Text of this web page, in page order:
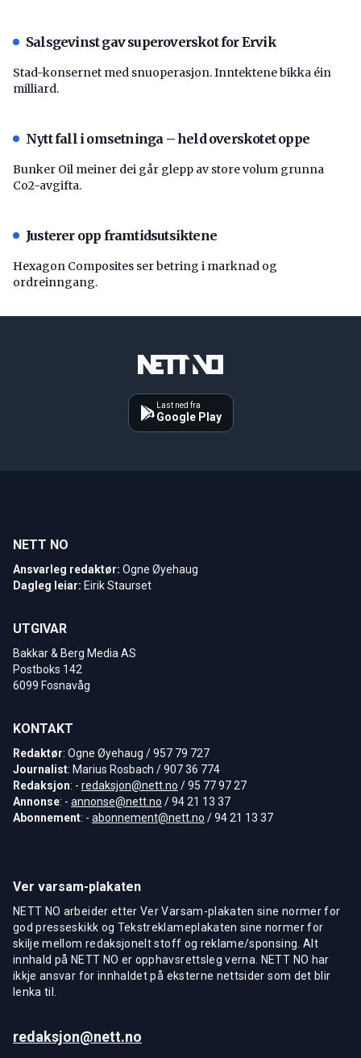
Salsgevinst gav superoverskot for Ervik
Stad-konsernet med snuoperasjon. Inntektene bikka éin
milliard.
Nytt fall i omsetninga – held overskotet oppe
Bunker Oil meiner dei går glepp av store volum grunna
Co2-avgifta.
Justerer opp framtidsutsiktene
Hexagon Composites ser betring i marknad og
ordreinngang.
Last ned fra
Google Play
NETT NO
Ansvarleg redaktør: Ogne Øyehaug
Dagleg leiar: Eirik Staurset
UTGIVAR
Bakkar & Berg Media AS
Postboks 142
6099 Fosnavåg
KONTAKT
Redaktør: Ogne Øyehaug / 957 79 727
Journalist: Marius Rosbach / 907 36 774
Redaksjon: - redaksjon@nett.no / 95 77 97 27
Annonse: - annonse@nett.no / 94 21 13 37
Abonnement: - abonnement@nett.no / 94 21 13 37
Ver varsam-plakaten
NETT NO arbeider etter Ver Varsam-plakaten sine normer for
god presseskikk og Tekstreklameplakaten sine normer for
skilje mellom redaksjonelt stoff og reklame/sponsing. Alt
innhald på NETT NO er opphavsrettsleg verna. NETT NO har
ikkje ansvar for innhaldet på eksterne nettsider som det blir
lenka til.
redaksjon@nett.no